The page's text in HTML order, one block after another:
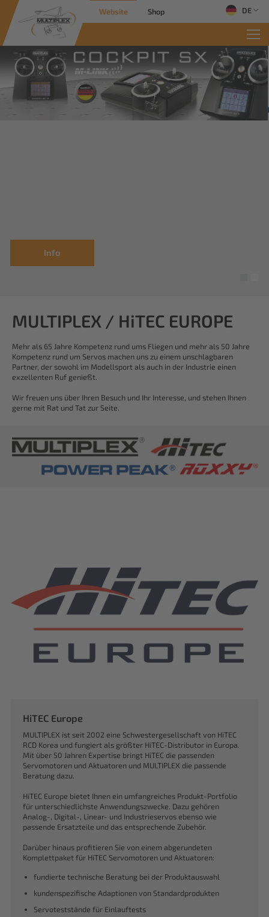
Website Shop DE
Info
MULTIPLEX / HiTEC EUROPE
Mehr als 65 Jahre Kompetenz rund ums Fliegen und mehr als 50 Jahre
Kompetenz rund um Servos machen uns zu einem unschlagbaren
Partner, der sowohl im Modellsport als auch in der Industrie einen
exzellenten Ruf genießt.
Wir freuen uns über Ihren Besuch und Ihr Interesse, und stehen Ihnen
gerne mit Rat und Tat zur Seite.
HiTEC Europe
MULTIPLEX ist seit 2002 eine Schwestergesellschaft von HiTEC
RCD Korea und fungiert als größter HiTEC-Distributor in Europa.
Mit über 50 Jahren Expertise bringt HiTEC die passenden
Servomotoren und Aktuatoren und MULTIPLEX die passende
Beratung dazu.
HiTEC Europe bietet Ihnen ein umfangreiches Produkt-Portfolio
für unterschiedlichste Anwendungszwecke. Dazu gehören
Analog-, Digital-, Linear- und Industrieservos ebenso wie
passende Ersatzteile und das entsprechende Zubehör.
Darüber hinaus profitieren Sie von einem abgerundeten
Komplettpaket für HiTEC Servomotoren und Aktuatoren:
fundierte technische Beratung bei der Produktauswahl
kundenspezifische Adaptionen von Standardprodukten
Servoteststände für Einlauftests